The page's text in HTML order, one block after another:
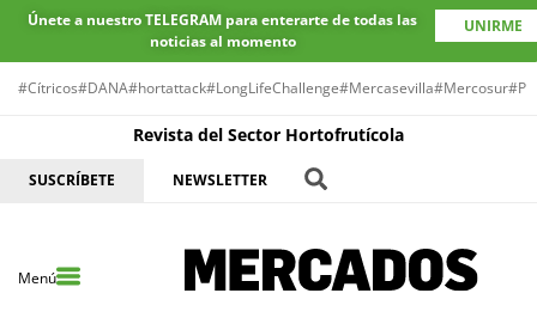
Únete a nuestro TELEGRAM para enterarte de todas las
noticias al momento
UNIRME
#Cítricos#DANA#hortattack#LongLifeChallenge#Mercasevilla#Mercosur
Revista del Sector Hortofrutícola
SUSCRÍBETE NEWSLETTER
Menú